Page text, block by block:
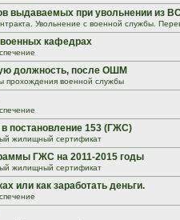
выдаваемых при увольнении из
Увольнение с военной службы.
кафедрах
должность, после ОШМ
прохождения военной службы
постановление 153 (ГЖС)
жилищный сертификат
ГЖС на 2011-2015 годы
жилищный сертификат
или как заработать деньги.